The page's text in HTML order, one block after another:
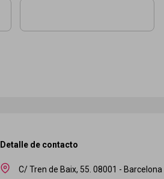
Detalle de contacto
C/ Tren de Baix, 55. 08001 - Barcelona